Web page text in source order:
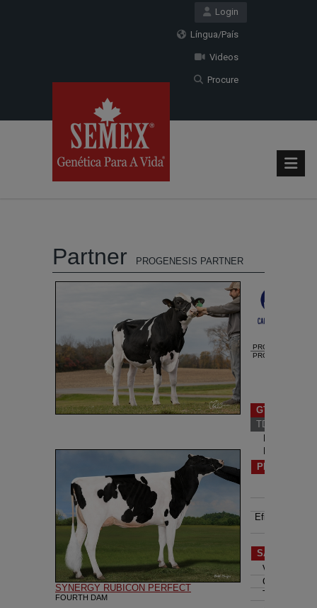
Login
Língua/País
Videos
Procure